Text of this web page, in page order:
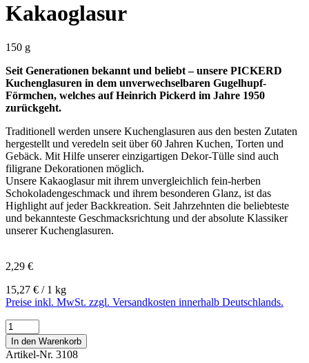
Kakaoglasur
150 g
Seit Generationen bekannt und beliebt – unsere PICKERD
Kuchenglasuren in dem unverwechselbaren Gugelhupf-
Förmchen, welches auf Heinrich Pickerd im Jahre 1950
zurückgeht.
Traditionell werden unsere Kuchenglasuren aus den besten Zutaten
hergestellt und veredeln seit über 60 Jahren Kuchen, Torten und
Gebäck. Mit Hilfe unserer einzigartigen Dekor-Tülle sind auch
filigrane Dekorationen möglich.
Unsere Kakaoglasur mit ihrem unvergleichlich fein-herben
Schokoladengeschmack und ihrem besonderen Glanz, ist das
Highlight auf jeder Backkreation. Seit Jahrzehnten die beliebteste
und bekannteste Geschmacksrichtung und der absolute Klassiker
unserer Kuchenglasuren.
2,29 €
15,27 € / 1 kg
Preise inkl. MwSt. zzgl. Versandkosten innerhalb Deutschlands.
In den Warenkorb
Artikel-Nr. 3108